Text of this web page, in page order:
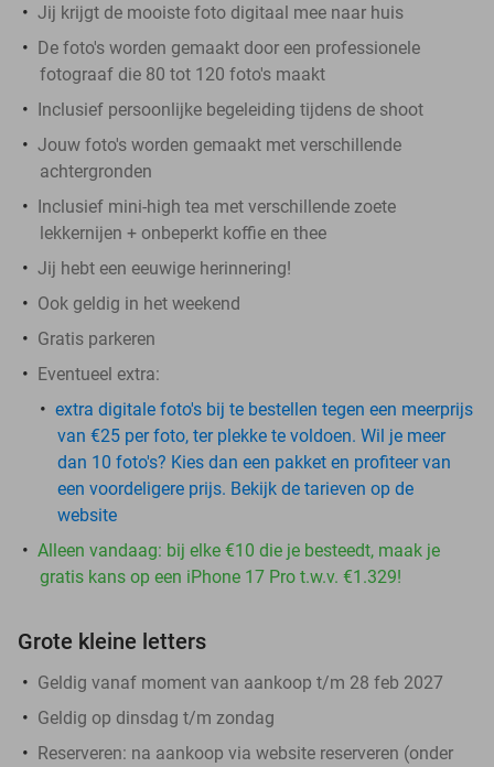
Jij krijgt de mooiste foto digitaal mee naar huis
De foto's worden gemaakt door een professionele
fotograaf die 80 tot 120 foto's maakt
Inclusief persoonlijke begeleiding tijdens de shoot
Jouw foto's worden gemaakt met verschillende
achtergronden
Inclusief mini-high tea met verschillende zoete
lekkernijen + onbeperkt koffie en thee
Jij hebt een eeuwige herinnering!
Ook geldig in het weekend
Gratis parkeren
Eventueel extra:
extra digitale foto's bij te bestellen tegen een meerprijs
van €25 per foto, ter plekke te voldoen. Wil je meer
dan 10 foto's? Kies dan een pakket en profiteer van
een voordeligere prijs. Bekijk de tarieven op de
website
Alleen vandaag: bij elke €10 die je besteedt, maak je
gratis kans op een iPhone 17 Pro t.w.v. €1.329!
Grote kleine letters
Geldig vanaf moment van aankoop t/m 28 feb 2027
Geldig op dinsdag t/m zondag
Reserveren: na aankoop via website reserveren (onder